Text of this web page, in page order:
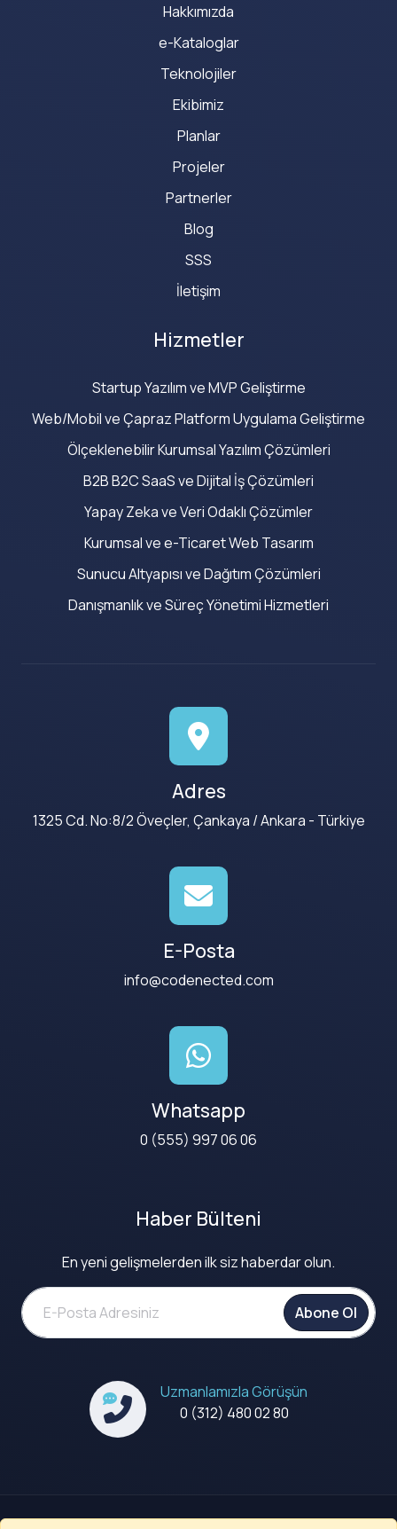
Hakkımızda
e-Kataloglar
Teknolojiler
Ekibimiz
Planlar
Projeler
Partnerler
Blog
SSS
İletişim
Hizmetler
Startup Yazılım ve MVP Geliştirme
Web/Mobil ve Çapraz Platform Uygulama Geliştirme
Ölçeklenebilir Kurumsal Yazılım Çözümleri
B2B B2C SaaS ve Dijital İş Çözümleri
Yapay Zeka ve Veri Odaklı Çözümler
Kurumsal ve e-Ticaret Web Tasarım
Sunucu Altyapısı ve Dağıtım Çözümleri
Danışmanlık ve Süreç Yönetimi Hizmetleri
Adres
1325 Cd. No:8/2 Öveçler, Çankaya / Ankara - Türkiye
E-Posta
info@codenected.com
Whatsapp
0 (555) 997 06 06
Haber Bülteni
En yeni gelişmelerden ilk siz haberdar olun.
Abone Ol
Uzmanlamızla Görüşün
0 (312) 480 02 80